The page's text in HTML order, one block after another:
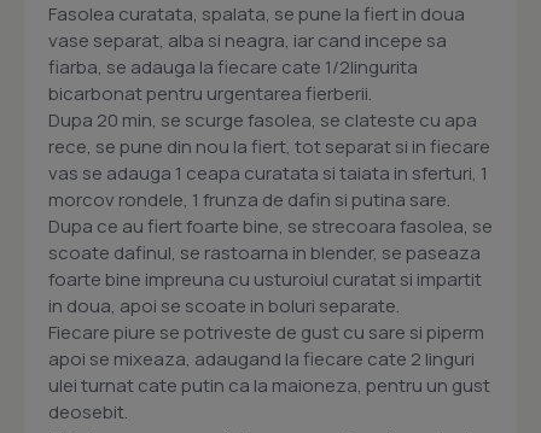
Fasolea curatata, spalata, se pune la fiert in doua
vase separat, alba si neagra, iar cand incepe sa
fiarba, se adauga la fiecare cate 1/2lingurita
bicarbonat pentru urgentarea fierberii.
Dupa 20 min, se scurge fasolea, se clateste cu apa
rece, se pune din nou la fiert, tot separat si in fiecare
vas se adauga 1 ceapa curatata si taiata in sferturi, 1
morcov rondele, 1 frunza de dafin si putina sare.
Dupa ce au fiert foarte bine, se strecoara fasolea, se
scoate dafinul, se rastoarna in blender, se paseaza
foarte bine impreuna cu usturoiul curatat si impartit
in doua, apoi se scoate in boluri separate.
Fiecare piure se potriveste de gust cu sare si piperm
apoi se mixeaza, adaugand la fiecare cate 2 linguri
ulei turnat cate putin ca la maioneza, pentru un gust
deosebit.